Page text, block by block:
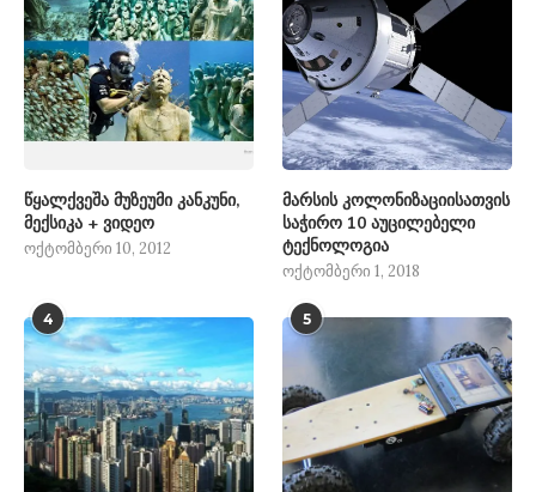
წყალქვეშა მუზეუმი კანკუნი,
მექსიკა + ვიდეო
ოქტომბერი 10, 2012
მარსის კოლონიზაციისათვის
საჭირო 10 აუცილებელი
ტექნოლოგია
ოქტომბერი 1, 2018
4 5